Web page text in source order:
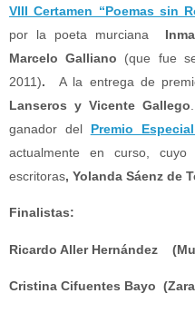
VIII Certamen “Poemas sin
por la poeta murciana
Marcelo Galliano (que fue
2011). A la entrega de
Lanseros y Vicente Gallego
ganador del Premio
actualmente en curso,
escritoras, Yolanda Sáenz de
Finalistas:
Ricardo Aller Hernández
Cristina Cifuentes Bayo